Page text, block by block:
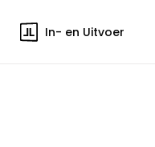
In- en Uitvoer